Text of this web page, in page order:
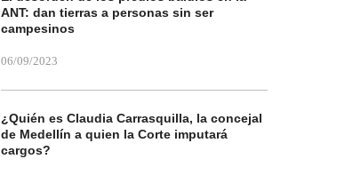
ANT: dan tierras a personas sin ser
campesinos
06/09/2023
¿Quién es Claudia Carrasquilla, la concejal
de Medellín a quien la Corte imputará
cargos?